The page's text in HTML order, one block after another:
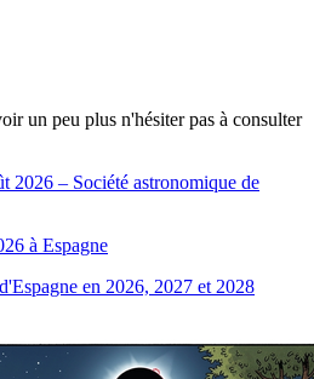
un peu plus n'hésiter pas à consulter
2026 – Société astronomique de
à Espagne
en 2026, 2027 et 2028